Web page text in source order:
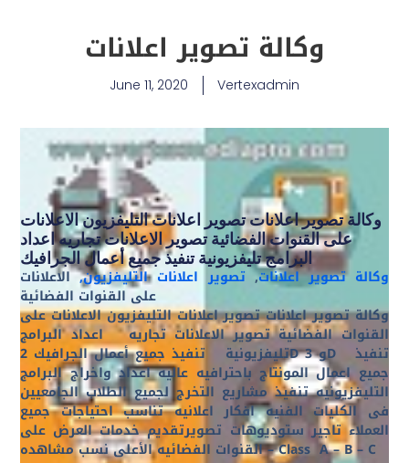
وكالة تصوير اعلانات
June 11, 2020 Vertexadmin
وكالة تصوير اعلانات تصوير اعلانات التليفزيون الاعلانات
على القنوات الفضائية تصوير الاعلانات تجاريه اعداد
البرامج تليفزيونية تنفيذ جميع أعمال الجرافيك
وكالة تصوير اعلانات, تصوير اعلانات التليفزيون,الاعلانات
على القنوات الفضائية
وكالة تصوير اعلانات تصوير اعلانات التليفزيون الاعلانات على
القنوات الفضائية تصوير الاعلانات تجاريه اعداد البرامج
تليفزيونية تنفيذ جميع أعمال الجرافيك 2D و 3D
جميع اعمال المونتاج باحترافيه عاليه اعداد واخراج البرامج
التليفزيونيه تنفيذ مشاريع التخرج لجميع الطلاب الجامعيين
فى الكليات الفنيه افكار اعلانيه تناسب احتياجات جميع
العملاء تاجير ستوديوهات تصويرتقديم خدمات العرض على
القنوات الفضائيه الأعلى نسب مشاهده – Class A – B – C